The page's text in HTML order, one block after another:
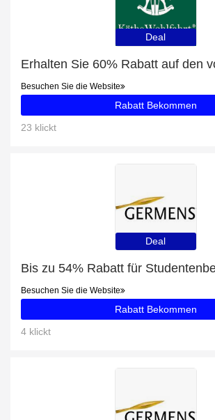
Deal
Besuchen Sie die Website
Rabatt Bekommen
23 klickt
Deal
Bis zu 54% Rabatt für
Besuchen Sie die Website
Rabatt Bekommen
4 klickt